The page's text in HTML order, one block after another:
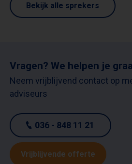
Bekijk alle sprekers
Vragen? We helpen je
Neem vrijblijvend contact op
adviseurs
036 - 848 11 21
Vrijblijvende offerte